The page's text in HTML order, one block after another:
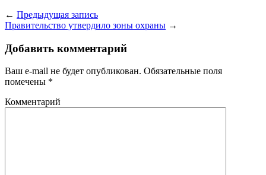
← Предыдущая запись
Правительство утвердило зоны охраны →
Добавить комментарий
Ваш e-mail не будет опубликован. Обязательные поля
помечены *
Комментарий